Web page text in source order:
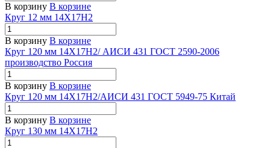
В корзину В корзине
Круг 12 мм 14Х17Н2
В корзину В корзине
Круг 120 мм 14Х17Н2/ АИСИ 431 ГОСТ 2590-2006
производство Россия
В корзину В корзине
Круг 120 мм 14Х17Н2/АИСИ 431 ГОСТ 5949-75 Китай
В корзину В корзине
Круг 130 мм 14Х17Н2